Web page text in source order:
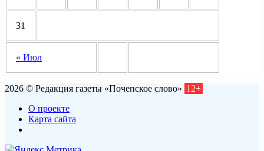
« Июл
31
2026 © Редакция газеты «Почепское слово» 12+
О проекте
Карта сайта